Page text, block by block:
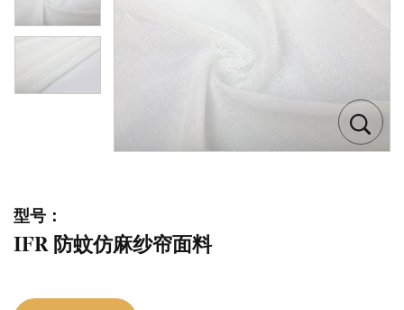
型号：
IFR 防蚊仿麻纱帘面料